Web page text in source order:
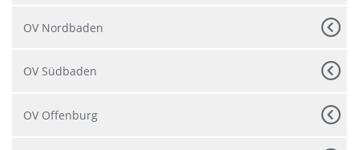
OV Nordbaden
OV Südbaden
OV Offenburg